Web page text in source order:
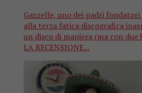
Gazzelle, uno dei padri
alla terza fatica discografica
un disco di maniera (ma con due
LA RECENSIONE...